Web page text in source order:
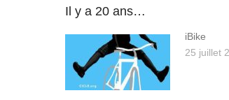
Il y a 20 ans…
iBike
25 juillet